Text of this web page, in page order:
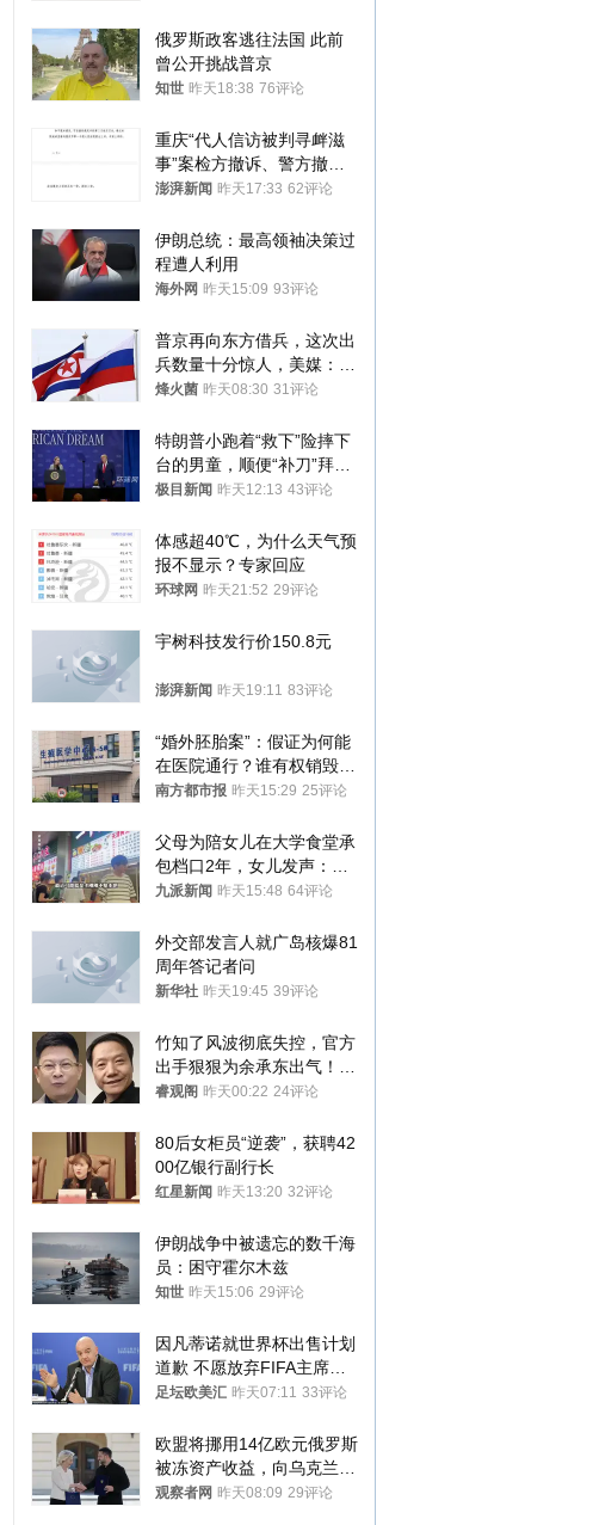
俄罗斯政客逃往法国 此前
曾公开挑战普京
知世 昨天18:38 76评论
重庆“代人信访被判寻衅滋
事”案检方撤诉、警方撤
案，两被告人获国赔
澎湃新闻 昨天17:33 62评论
伊朗总统：最高领袖决策过
程遭人利用
海外网 昨天15:09 93评论
普京再向东方借兵，这次出
兵数量十分惊人，美媒：俄
朝要动真格？
烽火菌 昨天08:30 31评论
特朗普小跑着“救下”险摔下
台的男童，顺便“补刀”拜
登：“我可不想他像拜登一
极目新闻 昨天12:13 43评论
体感超40℃，为什么天气预
报不显示？专家回应
环球网 昨天21:52 29评论
宇树科技发行价150.8元
澎湃新闻 昨天19:11 83评论
“婚外胚胎案”：假证为何能
在医院通行？谁有权销毁胚
胎？
南方都市报 昨天15:29 25评论
父母为陪女儿在大学食堂承
包档口2年，女儿发声：初
衷是为了陪伴，毕业后将不
九派新闻 昨天15:48 64评论
外交部发言人就广岛核爆81
周年答记者问
新华社 昨天19:45 39评论
竹知了风波彻底失控，官方
出手狠狠为余承东出气！雷
军果然没说错
睿观阁 昨天00:22 24评论
80后女柜员“逆袭”，获聘42
00亿银行副行长
红星新闻 昨天13:20 32评论
伊朗战争中被遗忘的数千海
员：困守霍尔木兹
知世 昨天15:06 29评论
因凡蒂诺就世界杯出售计划
道歉 不愿放弃FIFA主席职
位
足坛欧美汇 昨天07:11 33评论
欧盟将挪用14亿欧元俄罗斯
被冻资产收益，向乌克兰提
供援助
观察者网 昨天08:09 29评论